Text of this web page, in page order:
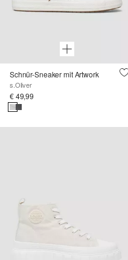
Schnür-Sneaker mit Artwork
s.Oliver
€ 49,99